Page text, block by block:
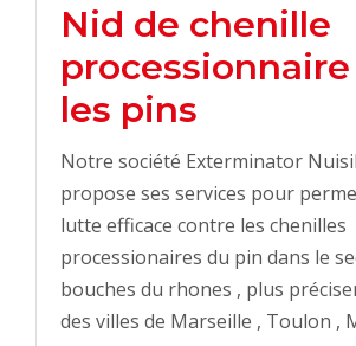
Nid de chenille
les pins
Notre société Exterminator
propose ses services pour
lutte efficace contre les chenilles
processionaires du pin dans le
bouches du rhones , plus
des villes de Marseille , Toulon ,